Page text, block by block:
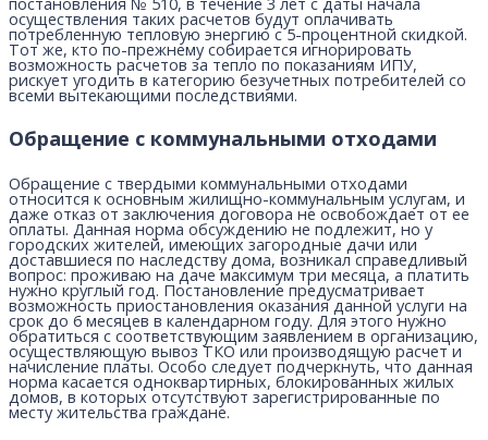
осуществления таких расчетов будут оплачивать
потребленную тепловую энергию с 5-процентной скидкой.
Тот же, кто по-прежнему собирается игнорировать
возможность расчетов за тепло по показаниям ИПУ,
рискует угодить в категорию безучетных потребителей со
всеми вытекающими последствиями.
Обращение с коммунальными отходами
Обращение с твердыми коммунальными отходами
относится к основным жилищно-коммунальным услугам, и
даже отказ от заключения договора не освобождает от ее
оплаты. Данная норма обсуждению не подлежит, но у
городских жителей, имеющих загородные дачи или
доставшиеся по наследству дома, возникал справедливый
вопрос: проживаю на даче максимум три месяца, а платить
нужно круглый год. Постановление предусматривает
возможность приостановления оказания данной услуги на
срок до 6 месяцев в календарном году. Для этого нужно
обратиться с соответствующим заявлением в организацию,
осуществляющую вывоз ТКО или производящую расчет и
начисление платы. Особо следует подчеркнуть, что данная
норма касается одноквартирных, блокированных жилых
домов, в которых отсутствуют зарегистрированные по
месту жительства граждане.